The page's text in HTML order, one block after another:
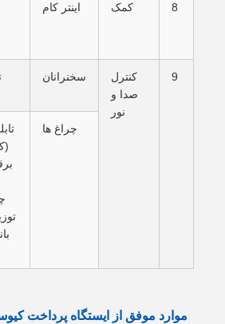
8 کمک اينتر کام
9
کنترل
صدا و
نور
سخنرانان
چراغ ها
موارد موفق از ایستگاه پرداخت